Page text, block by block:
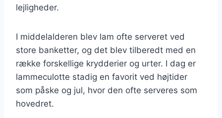
lejligheder.
I middelalderen blev lam ofte serveret ved
store banketter, og det blev tilberedt med en
række forskellige krydderier og urter. I dag er
lammeculotte stadig en favorit ved højtider
som påske og jul, hvor den ofte serveres som
hovedret.